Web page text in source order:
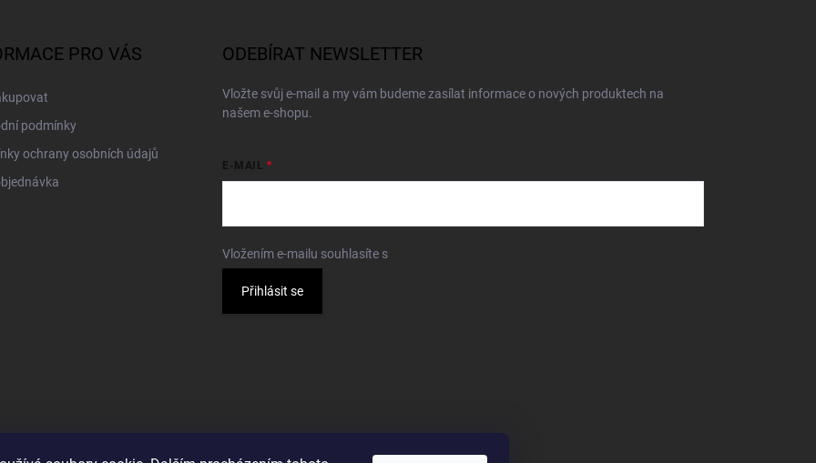
PRO VÁS
podmínky
ochrany osobních údajů
ODEBÍRAT NEWSLETTER
Vložte svůj e-mail a my vám budeme zasílat informace o nových produktech na
našem e-shopu.
E-MAIL
Vložením e-mailu souhlasíte s
Přihlásit se